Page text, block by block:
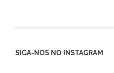
SIGA-NOS NO INSTAGRAM